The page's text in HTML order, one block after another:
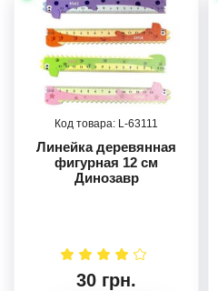
63111
Линейка деревянная
фигурная 12 см
Динозавр
30 грн.